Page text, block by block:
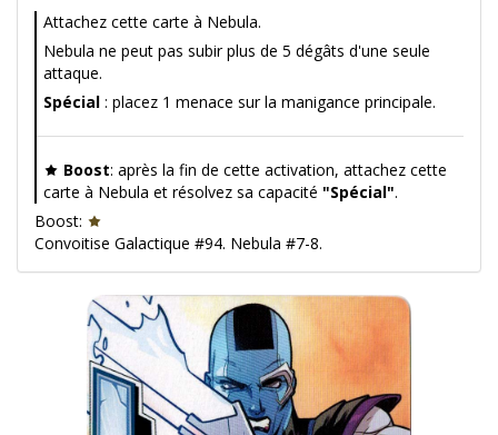
Attachez cette carte à Nebula.
Nebula ne peut pas subir plus de 5 dégâts d'une seule
attaque.
Spécial : placez 1 menace sur la manigance principale.
Boost: après la fin de cette activation, attachez cette
carte à Nebula et résolvez sa capacité "Spécial".
Boost:
Convoitise Galactique #94. Nebula #7-8.